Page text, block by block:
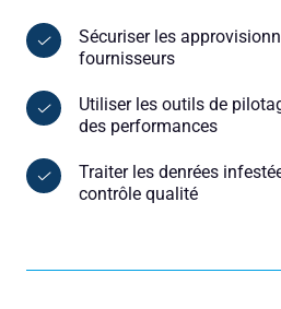
Sécuriser les
fournisseurs
Utiliser les outils de
des performances
Traiter les denrées
contrôle qualité